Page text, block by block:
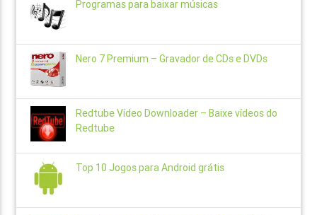
Programas para baixar músicas
Nero 7 Premium – Gravador de CDs e DVDs
Redtube Vídeo Downloader – Baixe vídeos do
Redtube
Top 10 Jogos para Android grátis